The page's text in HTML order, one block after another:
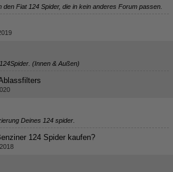
Fiat 124 Spider, die in kein anderes Forum passen.
(Innen & Außen)
Deines 124 spider.
124 Spider kaufen?